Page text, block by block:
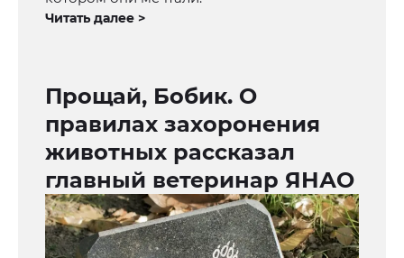
Читать далее >
Прощай, Бобик. О
правилах захоронения
животных рассказал
главный ветеринар ЯНАО